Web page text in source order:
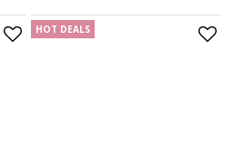
HOT DEALS